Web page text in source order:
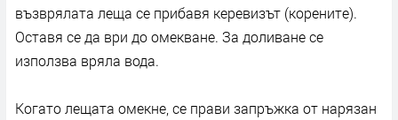
възврялата леща се прибавя керевизът (корените).
Оставя се да ври до омекване. За доливане се
използва вряла вода.
Когато лещата омекне, се прави запръжка от нарязан